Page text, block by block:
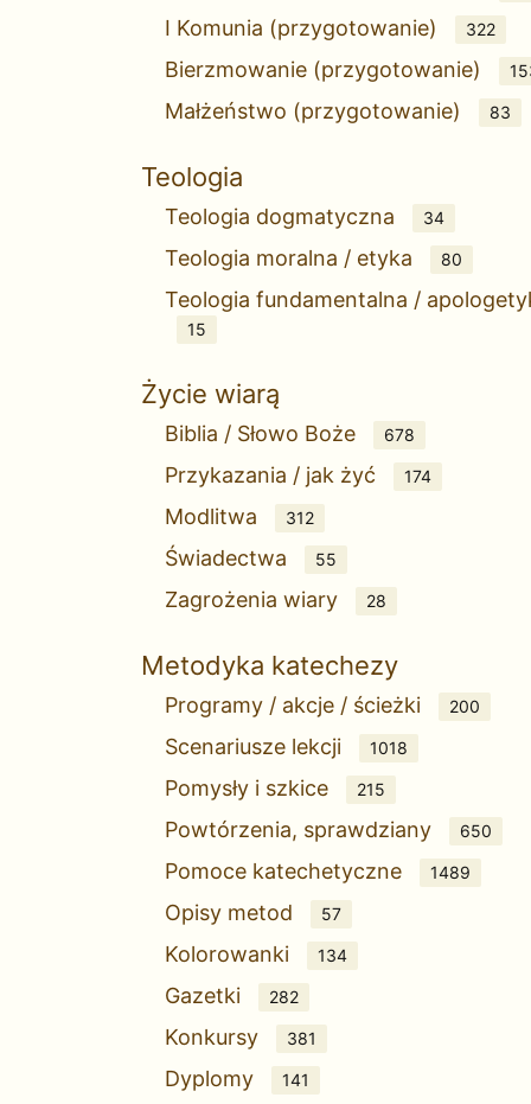
I Komunia (przygotowanie) 322
Bierzmowanie (przygotowanie)
Małżeństwo (przygotowanie) 83
Teologia
Teologia dogmatyczna 34
Teologia moralna / etyka 80
Teologia fundamentalna /
15
Życie wiarą
Biblia / Słowo Boże 678
Przykazania / jak żyć 174
Modlitwa 312
Świadectwa 55
Zagrożenia wiary 28
Metodyka katechezy
Programy / akcje / ścieżki 200
Scenariusze lekcji 1018
Pomysły i szkice 215
Powtórzenia, sprawdziany 650
Pomoce katechetyczne 1489
Opisy metod 57
Kolorowanki 134
Gazetki 282
Konkursy 381
Dyplomy 141